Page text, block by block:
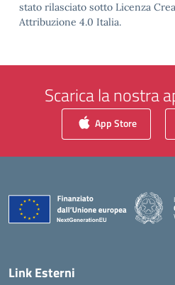
stato rilasciato sotto Licenza
Attribuzione 4.0 Italia.
Scarica la nostra
App Store
Link Esterni